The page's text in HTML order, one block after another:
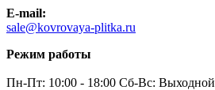
E-mail:
sale@kovrovaya-plitka.ru
Режим работы
Пн-Пт: 10:00 - 18:00 Сб-Вс: Выходной